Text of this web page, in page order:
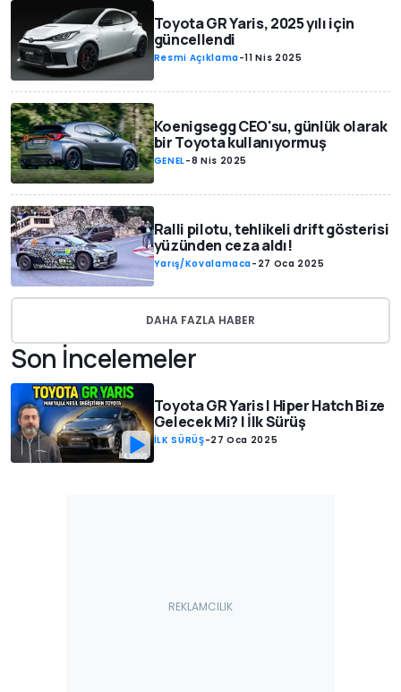
Toyota GR Yaris, 2025 yılı için
güncellendi
Resmi Açıklama-11 Nis 2025
Koenigsegg CEO'su, günlük olarak
bir Toyota kullanıyormuş
GENEL-8 Nis 2025
Ralli pilotu, tehlikeli drift gösterisi
yüzünden ceza aldı!
Yarış/Kovalamaca- 27 Oca 2025
DAHA FAZLA HABER
Son İncelemeler
Toyota GR Yaris | Hiper Hatch Bize
Gelecek Mi? | İlk Sürüş
İLK SÜRÜŞ-27 Oca 2025